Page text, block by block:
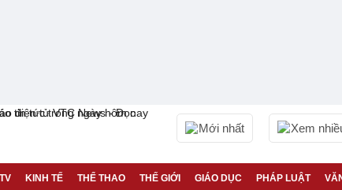
Mới nhất Xem
KINH TẾ THỂ THAO THẾ GIỚI GIÁO DỤC PHÁP LUẬT